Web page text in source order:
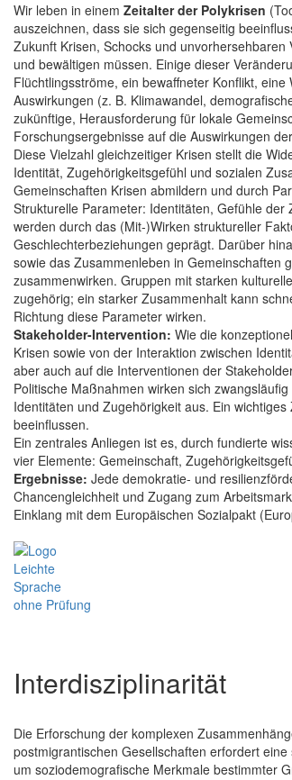
Wir leben in einem Zeitalter der Polykrisen
auszeichnen, dass sie sich gegenseitig
Zukunft Krisen, Schocks und
und bewältigen müssen. Einige dieser
Flüchtlingsströme, ein bewaffneter Konflikt,
Auswirkungen (z. B. Klimawandel,
zukünftige, Herausforderung für lokale
Forschungsergebnisse auf die Auswirkungen
Diese Vielzahl gleichzeitiger Krisen stellt die
Identität, Zugehörigkeitsgefühl und sozialen
Gemeinschaften Krisen abmildern und durch
Strukturelle Parameter: Identitäten, Gefühle
werden durch das (Mit-)Wirken struktureller
Geschlechterbeziehungen geprägt. Darüber
sowie das Zusammenleben in Gemeinschaften
zusammenwirken. Gruppen mit starken
zugehörig; ein starker Zusammenhalt kann
Richtung diese Parameter wirken.
Stakeholder-Intervention: Wie die
Krisen sowie von der Interaktion zwischen
aber auch auf die Interventionen der
Politische Maßnahmen wirken sich
Identitäten und Zugehörigkeit aus. Ein
beeinflussen.
Ein zentrales Anliegen ist es, durch fundierte
vier Elemente: Gemeinschaft,
Ergebnisse: Jede demokratie- und
Chancengleichheit und Zugang zum
Einklang mit dem Europäischen Sozialpakt
Interdisziplinarität
Die Erforschung der komplexen
postmigrantischen Gesellschaften erfordert
um soziodemografische Merkmale bestimmter